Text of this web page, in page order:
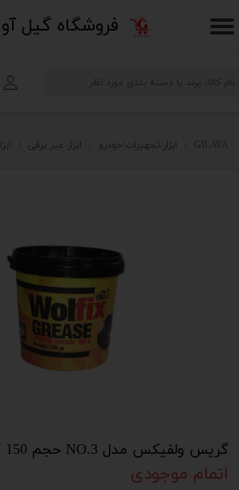
​فروشگاه گیل
حساب کاربری من
خروج از حساب کاربری
GILAVA ابزار/تجهیزات/خودرو ابزار غیر برقی
گریس ولفیکس مدل NO.3 حجم 150 گرم
اتمام موجودی